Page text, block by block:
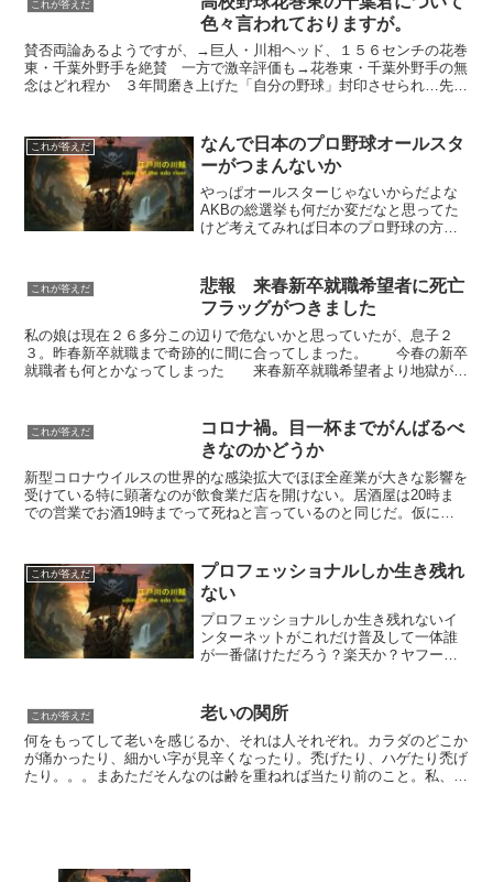
これが答えだ
色々言われておりますが。
賛否両論あるようですが、→巨人・川相ヘッド、１５６センチの花巻
東・千葉外野手を絶賛 一方で激辛評価も→花巻東・千葉外野手の無
念はどれ程か ３年間磨き上げた「自分の野球」封印させられ…先ほ
これが答えだ
なんで日本のプロ野球オールスタ
ーがつまんないか
やっぱオールスターじゃないからだよな
AKBの総選挙も何だか変だなと思ってた
けど考えてみれば日本のプロ野球の方が
継ぎ投手 巨人・山口鉄也 ２（２）抑
え投手 阪神・藤川球...
これが答えだ
悲報 来春新卒就職希望者に死亡
フラッグがつきました
私の娘は現在２６多分この辺りで危ないかと思っていたが、息子２
３。昨春新卒就職まで奇跡的に間に合ってしまった。 今春の新卒
就職者も何とかなってしまった 来春新卒就職希望者より地獄が始
これが答えだ
コロナ禍。目一杯までがんばるべ
きなのかどうか
新型コロナウイルスの世界的な感染拡大でほぼ全産業が大きな影響を
受けている特に顕著なのが飲食業だ店を開けない。居酒屋は20時ま
での営業でお酒19時までって死ねと言っているのと同じだ。仮に無
これが答えだ
プロフェッショナルしか生き残れ
ない
プロフェッショナルしか生き残れないイ
ンターネットがこれだけ普及して一体誰
が一番儲けただろう？楽天か？ヤフー
いだろうかネットが普及する前は コン
サルタントといえばボストン...
これが答えだ 老いの関所
何をもってして老いを感じるか、それは人それぞれ。カラダのどこか
が痛かったり、細かい字が見辛くなったり。禿げたり、ハゲたり禿げ
たり。。。まあただそんなのは齢を重ねれば当たり前のこと。私、ま